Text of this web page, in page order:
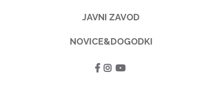
JAVNI ZAVOD
NOVICE&DOGODKI